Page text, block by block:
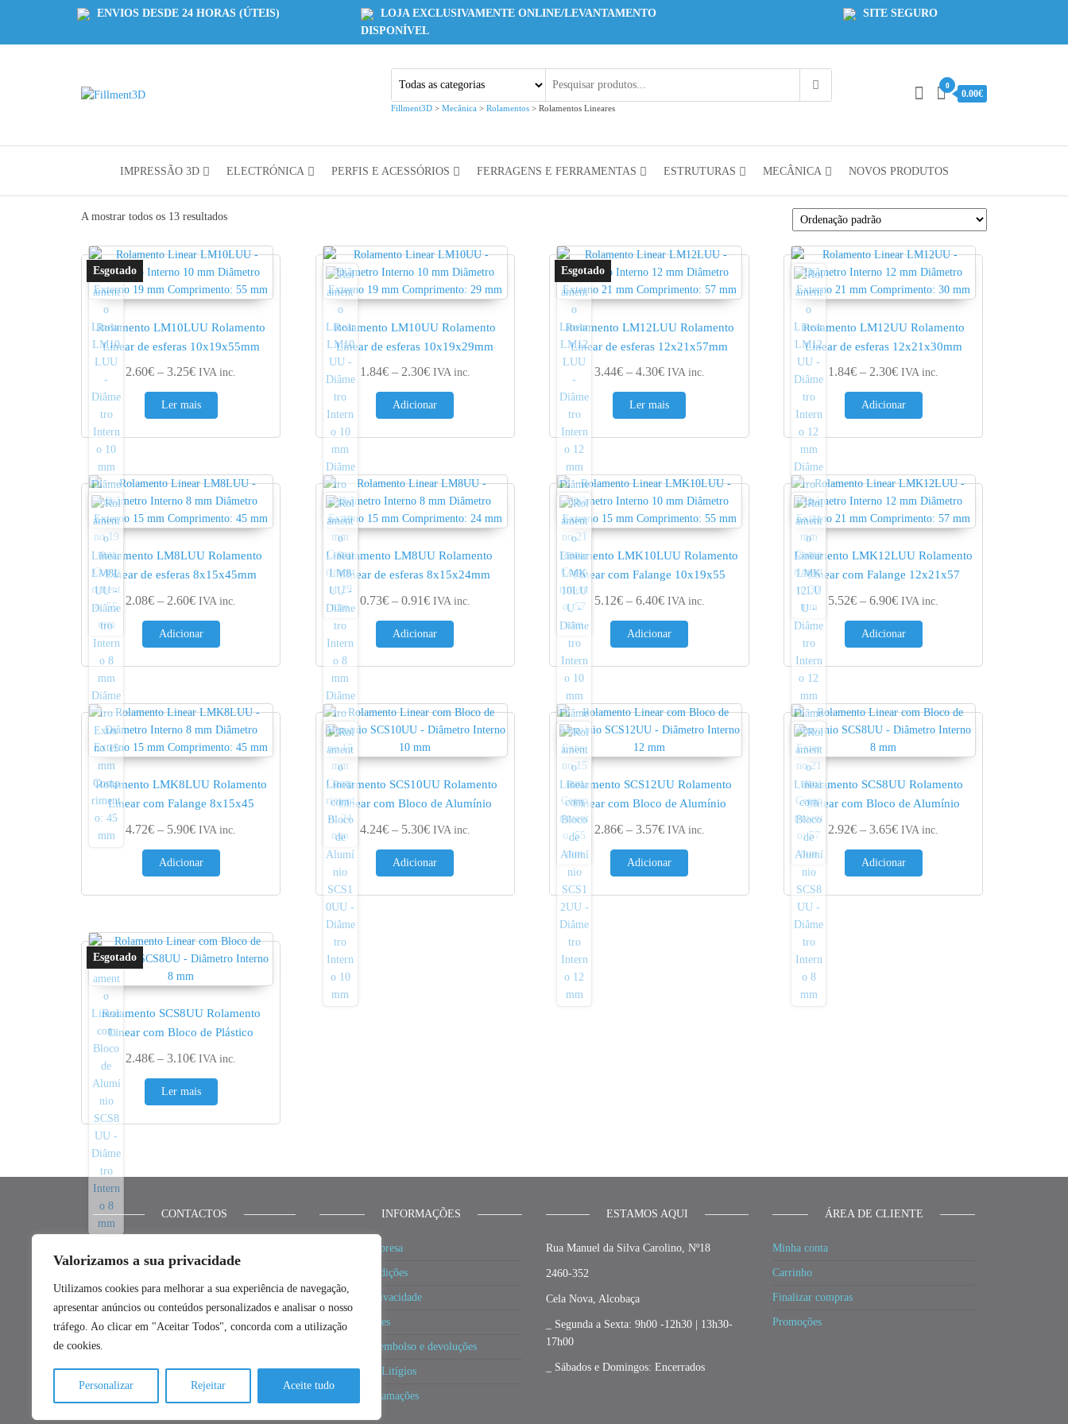
Valorizamos a sua privacidade
Utilizamos cookies para melhorar a sua experiência de navegação,
apresentar anúncios ou conteúdos personalizados e analisar o nosso
tráfego. Ao clicar em "Aceitar Todos", concorda com a utilização
de cookies.
Personalizar Rejeitar Aceite tudo
ENVIOS DESDE 24 HORAS (ÚTEIS)
LOJA EXCLUSIVAMENTE ONLINE/LEVANTAMENTO
DISPONÍVEL
SITE SEGURO
3D
Fillment3D > Mecânica > Rolamentos > Rolamentos Lineares
0
0.00€
IMPRESSÃO 3D ELECTRÓNICA PERFIS E ACESSÓRIOS FERRAGENS E FERRAMENTAS ESTRUTURAS MECÂNICA NOVOS PRODUTOS
A mostrar todos os 13 resultados
Rolamento LM10LUU Rolamento
Linear de esferas 10x19x55mm
2.60€ – 3.25€Price range: 2.60€ through 3.25€
IVA inc.
Ler mais
Rolamento LM10UU Rolamento
Linear de esferas 10x19x29mm
1.84€ – 2.30€Price range: 1.84€ through 2.30€
IVA inc.
Adicionar
Rolamento LM12LUU Rolamento
Linear de esferas 12x21x57mm
3.44€ – 4.30€Price range: 3.44€ through 4.30€
IVA inc.
Ler mais
Rolamento LM12UU Rolamento
Linear de esferas 12x21x30mm
1.84€ – 2.30€Price range: 1.84€ through 2.30€
IVA inc.
Adicionar
Rolamento LM8LUU Rolamento
Linear de esferas 8x15x45mm
2.08€ – 2.60€Price range: 2.08€ through 2.60€
IVA inc.
Adicionar
Rolamento LM8UU Rolamento
Linear de esferas 8x15x24mm
0.73€ – 0.91€Price range: 0.73€ through 0.91€
IVA inc.
Adicionar
Rolamento LMK10LUU Rolamento
Linear com Falange 10x19x55
5.12€ – 6.40€Price range: 5.12€ through 6.40€
IVA inc.
Adicionar
Rolamento LMK12LUU Rolamento
Linear com Falange 12x21x57
5.52€ – 6.90€Price range: 5.52€ through 6.90€
IVA inc.
Adicionar
Rolamento LMK8LUU Rolamento
Linear com Falange 8x15x45
4.72€ – 5.90€Price range: 4.72€ through 5.90€
IVA inc.
Adicionar
Rolamento SCS10UU Rolamento
Linear com Bloco de Alumínio
4.24€ – 5.30€Price range: 4.24€ through 5.30€
IVA inc.
Adicionar
Rolamento SCS12UU Rolamento
Linear com Bloco de Alumínio
2.86€ – 3.57€Price range: 2.86€ through 3.57€
IVA inc.
Adicionar
Rolamento SCS8UU Rolamento
Linear com Bloco de Alumínio
2.92€ – 3.65€Price range: 2.92€ through 3.65€
IVA inc.
Adicionar
Rolamento SCS8UU Rolamento
Linear com Bloco de Plástico
2.48€ – 3.10€Price range: 2.48€ through 3.10€
IVA inc.
Ler mais
CONTACTOS
(chamada para rede fixa nacional)
_ E-mail:
geral@fillment3d.pt
Facebook|Instagram
INFORMAÇÕES
Dados da Empresa
Termos e condições
Política de privacidade
Política cookies
Política de reembolso e devoluções
Resolução de Litígios
Livro de Reclamações
ESTAMOS AQUI
Rua Manuel da Silva Carolino, Nº18
2460-352
Cela Nova, Alcobaça
_ Segunda a Sexta: 9h00 -12h30 | 13h30-
17h00
_ Sábados e Domingos: Encerrados
ÁREA DE CLIENTE
Minha conta
Carrinho
Finalizar compras
Promoções